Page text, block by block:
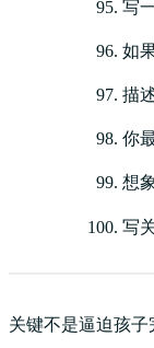
写
如
描
你
想
写
关键不是逼迫孩